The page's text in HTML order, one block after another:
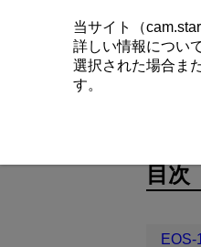
目次
EOS-
当サイト（
詳しい情報につい
選択された場合ま
す。